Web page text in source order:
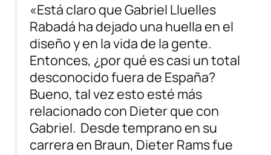
«Está claro que Gabriel Lluelles
Rabadá ha dejado una huella en el
diseño y en la vida de la gente.
Entonces, ¿por qué es casi un total
desconocido fuera de España?
Bueno, tal vez esto esté más
relacionado con Dieter que con
Gabriel. Desde temprano en su
carrera en Braun, Dieter Rams fue